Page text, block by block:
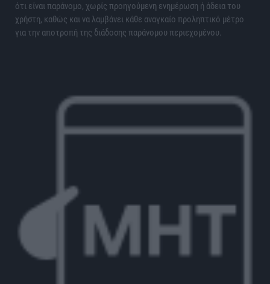
ότι είναι παράνομο, χωρίς προηγούμενη ενημέρωση ή άδεια του
χρήστη, καθώς και να λαμβάνει κάθε αναγκαίο προληπτικό μέτρο
για την αποτροπή της διάδοσης παράνομου περιεχομένου.